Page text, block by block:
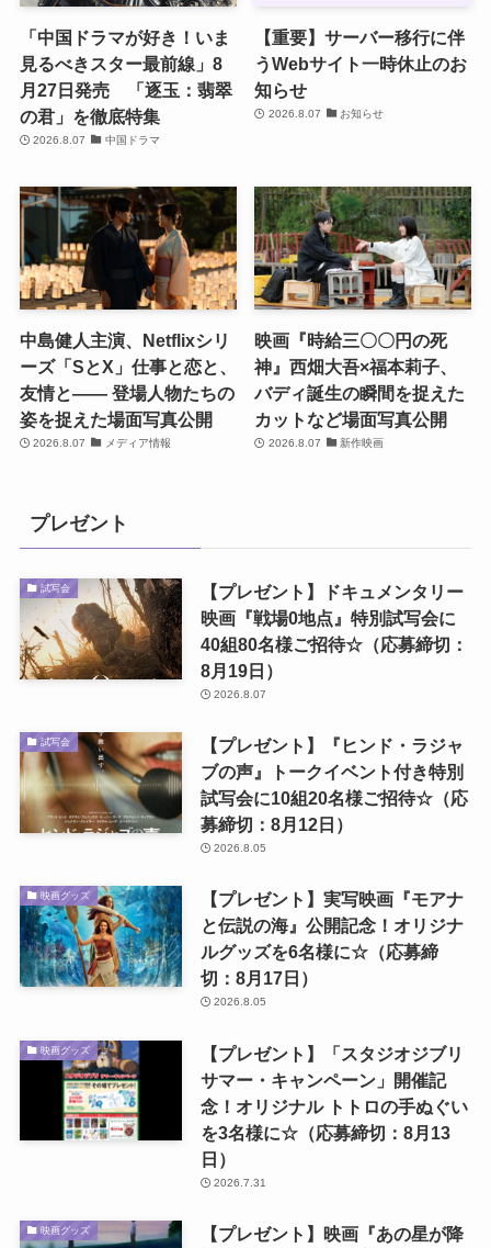
「中国ドラマが好き！いま
見るべきスター最前線」8
月27日発売 「逐玉：翡翠
の君」を徹底特集
2026.8.07 中国ドラマ
【重要】サーバー移行に伴
うWebサイト一時休止のお
知らせ
2026.8.07 お知らせ
中島健人主演、Netflixシリ
ーズ「SとX」仕事と恋と、
友情と―― 登場人物たちの
姿を捉えた場面写真公開
2026.8.07 メディア情報
映画『時給三〇〇円の死
神』西畑大吾×福本莉子、
バディ誕生の瞬間を捉えた
カットなど場面写真公開
2026.8.07 新作映画
プレゼント
試写会
【プレゼント】ドキュメンタリー
映画『戦場0地点』特別試写会に
40組80名様ご招待☆（応募締切：
8月19日）
2026.8.07
試写会
【プレゼント】『ヒンド・ラジャ
ブの声』トークイベント付き特別
試写会に10組20名様ご招待☆（応
募締切：8月12日）
2026.8.05
映画グッズ
【プレゼント】実写映画『モアナ
と伝説の海』公開記念！オリジナ
ルグッズを6名様に☆（応募締
切：8月17日）
2026.8.05
映画グッズ
【プレゼント】「スタジオジブリ
サマー・キャンペーン」開催記
念！オリジナル トトロの手ぬぐい
を3名様に☆（応募締切：8月13
日）
2026.7.31
映画グッズ
【プレゼント】映画『あの星が降